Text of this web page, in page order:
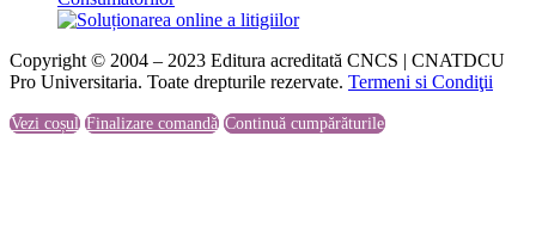
Copyright © 2004 – 2023 Editura acreditată CNCS | CNATDCU
Pro Universitaria. Toate drepturile rezervate. Termeni si Condiţii
Vezi coșul Finalizare comandă Continuă cumpărăturile